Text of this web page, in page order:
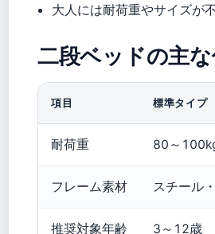
大人には耐荷重やサイズが
二段ベッドの主
項目 標準タイプ
耐荷重 80～
フレーム素材 スチール
推奨対象年齢 3～12歳